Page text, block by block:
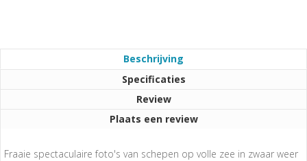
Beschrijving
Specificaties
Review
Plaats een review
Fraaie spectaculaire foto's van schepen op volle zee in zwaar weer